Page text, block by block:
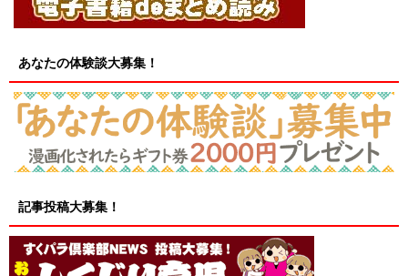
あなたの体験談大募集！
記事投稿大募集！